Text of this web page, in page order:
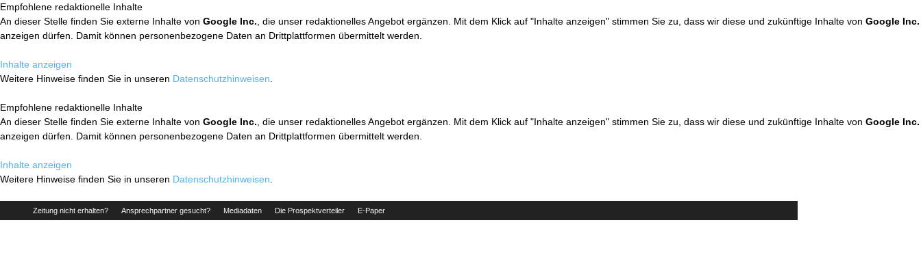
Empfohlene redaktionelle Inhalte
An dieser Stelle finden Sie externe Inhalte von Google Inc. , die unser redaktionelles Angebot ergänzen. Mit dem Klick auf "Inhalte anzeigen" stimmen Sie zu, dass wir diese und zukünftige Inhalte von Google Inc.
anzeigen dürfen. Damit können personenbezogene Daten an Drittplattformen übermittelt werden.
Inhalte anzeigen
Weitere Hinweise finden Sie in unseren Datenschutzhinweisen
Empfohlene redaktionelle Inhalte
An dieser Stelle finden Sie externe Inhalte von Google Inc. , die unser redaktionelles Angebot ergänzen. Mit dem Klick auf "Inhalte anzeigen" stimmen Sie zu, dass wir diese und zukünftige Inhalte von Google Inc.
anzeigen dürfen. Damit können personenbezogene Daten an Drittplattformen übermittelt werden.
Inhalte anzeigen
Weitere Hinweise finden Sie in unseren Datenschutzhinweisen
Zeitung nicht erhalten? Ansprechpartner gesucht? Mediadaten Die Prospektverteiler E-Paper